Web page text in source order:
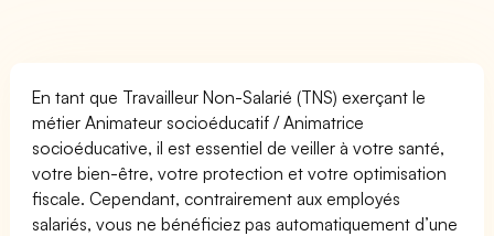
En tant que Travailleur Non-Salarié (TNS) exerçant le
métier Animateur socioéducatif / Animatrice
socioéducative, il est essentiel de veiller à votre santé,
votre bien-être, votre protection et votre optimisation
fiscale. Cependant, contrairement aux employés
salariés, vous ne bénéficiez pas automatiquement d’une